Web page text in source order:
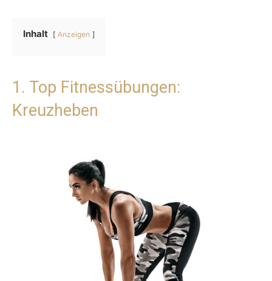
Inhalt Anzeigen
1. Top Fitnessübungen:
Kreuzheben